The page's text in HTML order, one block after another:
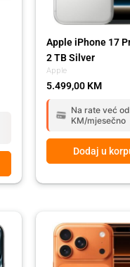
Apple
Apple iPhone 17
2 TB Silver
5.499,00 KM
Na rate već
KM/mjesečno
Dodaj u